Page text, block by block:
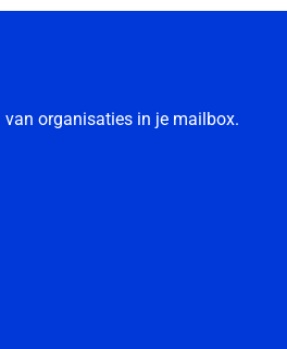
organisaties in je mailbox.